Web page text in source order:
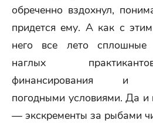
обреченно вздохнул,
придется ему. А как с
него все лето сплошные
наглых
финансирования и
погодными условиями. Да и
— экскременты за рыбами